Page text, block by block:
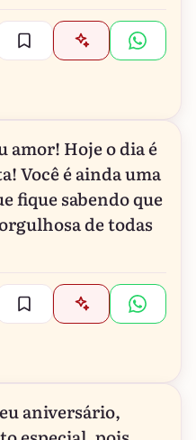
amor! Hoje o dia é
Você é ainda uma
fique sabendo que
de todas
aniversário,